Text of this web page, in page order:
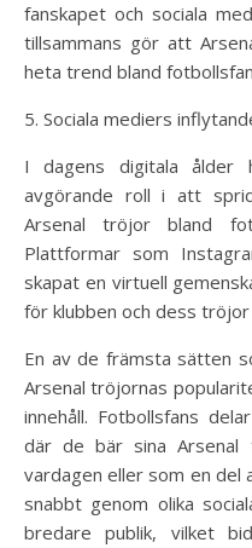
fanskapet och sociala
tillsammans gör att
heta trend bland
5. Sociala mediers
I dagens digitala ålder
avgörande roll i att
Arsenal tröjor bland
Plattformar som
skapat en virtuell
för klubben och dess
En av de främsta sätten
Arsenal tröjornas
innehåll. Fotbollsfans
där de bär sina Arsenal
vardagen eller som en del
snabbt genom olika
bredare publik, vilket